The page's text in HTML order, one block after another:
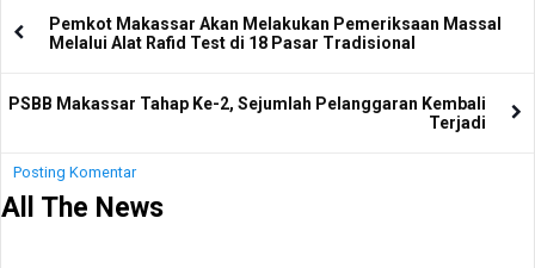
Pemkot Makassar Akan Melakukan Pemeriksaan Massal
Melalui Alat Rafid Test di 18 Pasar Tradisional
PSBB Makassar Tahap Ke-2, Sejumlah Pelanggaran Kembali
Terjadi
Posting Komentar
All The News